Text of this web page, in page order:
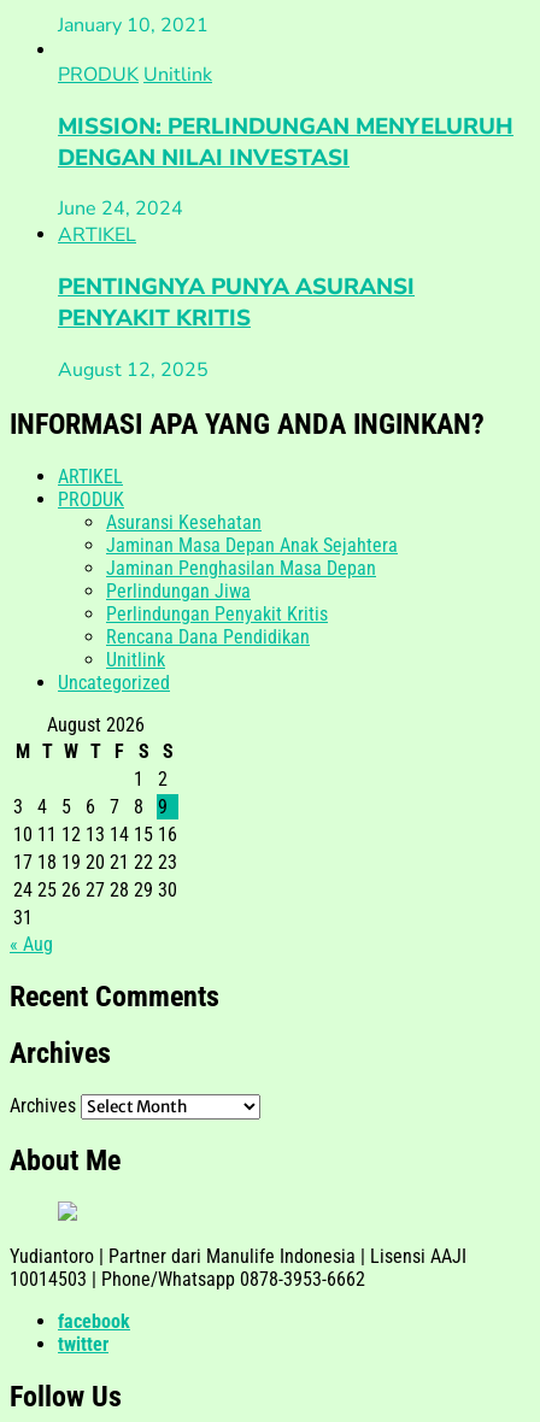
January 10, 2021
PRODUK Unitlink
MISSION: PERLINDUNGAN MENYELURUH
DENGAN NILAI INVESTASI
June 24, 2024
ARTIKEL
PENTINGNYA PUNYA ASURANSI
PENYAKIT KRITIS
August 12, 2025
INFORMASI APA YANG ANDA INGINKAN?
ARTIKEL
PRODUK
Asuransi Kesehatan
Jaminan Masa Depan Anak Sejahtera
Jaminan Penghasilan Masa Depan
Perlindungan Jiwa
Perlindungan Penyakit Kritis
Rencana Dana Pendidikan
Unitlink
Uncategorized
August 2026
M T W T F S
S
1
2
3
4 5 6 7 8
9
10 11 12 13 14 15 16
17 18 19 20 21 22 23
24 25 26 27 28 29 30
31
« Aug
Recent Comments
Archives
Archives
About Me
Yudiantoro | Partner dari Manulife Indonesia | Lisensi AAJI
10014503 | Phone/Whatsapp 0878-3953-6662
facebook
twitter
Follow Us